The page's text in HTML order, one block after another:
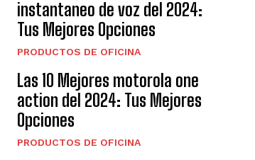
instantaneo de voz del 2024:
Tus Mejores Opciones
PRODUCTOS DE OFICINA
Las 10 Mejores motorola one
action del 2024: Tus Mejores
Opciones
PRODUCTOS DE OFICINA